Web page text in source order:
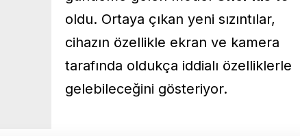
oldu. Ortaya çıkan yeni sızıntılar,
cihazın özellikle ekran ve kamera
tarafında oldukça iddialı özelliklerle
gelebileceğini gösteriyor.